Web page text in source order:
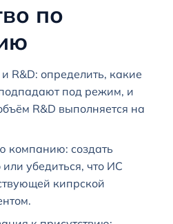
по
R&D: определить, какие
под режим, и
R&D выполняется на
компанию: создать
убедиться, что ИС
кипрской